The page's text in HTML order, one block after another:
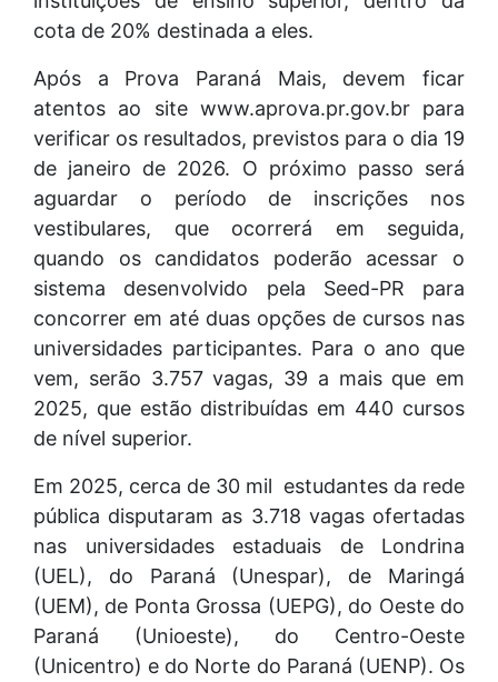
cota de 20% destinada a eles.
Após a Prova Paraná Mais, devem ficar
atentos ao site www.aprova.pr.gov.br para
verificar os resultados, previstos para o dia 19
de janeiro de 2026. O próximo passo será
aguardar o período de inscrições nos
vestibulares, que ocorrerá em seguida,
quando os candidatos poderão acessar o
sistema desenvolvido pela Seed-PR para
concorrer em até duas opções de cursos nas
universidades participantes. Para o ano que
vem, serão 3.757 vagas, 39 a mais que em
2025, que estão distribuídas em 440 cursos
de nível superior.
Em 2025, cerca de 30 mil estudantes da rede
pública disputaram as 3.718 vagas ofertadas
nas universidades estaduais de Londrina
(UEL), do Paraná (Unespar), de Maringá
(UEM), de Ponta Grossa (UEPG), do Oeste do
Paraná (Unioeste), do Centro-Oeste
(Unicentro) e do Norte do Paraná (UENP). Os